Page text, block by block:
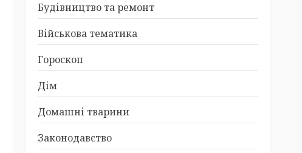
Будівництво та ремонт
Військова тематика
Гороскоп
Дім
Домашні тварини
Законодавство